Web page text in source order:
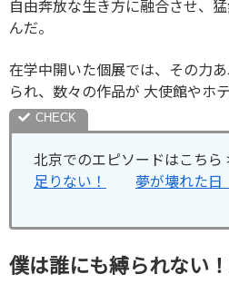
自由奔放な生き方に融合させ、
んだ。
在学中開いた個展では、その力
られ、数々の作品が 大使館やホ
北京でのエピソードはこちら
足りない！
夢が壊れた
僕は誰にも縛られない